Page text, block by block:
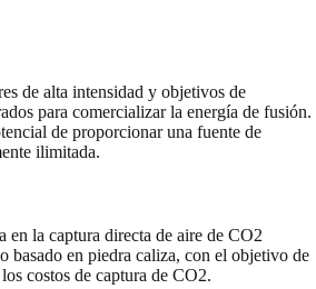
de alta intensidad y objetivos de
para comercializar la energía de fusión.
de proporcionar una fuente de
ilimitada.
en la captura directa de aire de CO2
basado en piedra caliza, con el objetivo de
costos de captura de CO2.